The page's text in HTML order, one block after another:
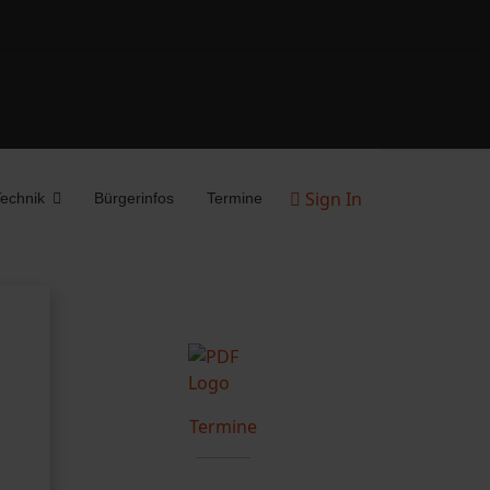
Bürgerinfos Termine Sign In
Termine